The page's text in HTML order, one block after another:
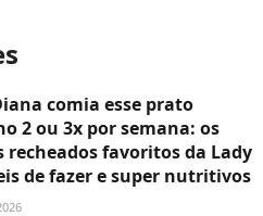
comia esse prato
2 ou 3x por semana: os
recheados favoritos da Lady
de fazer e super nutritivos